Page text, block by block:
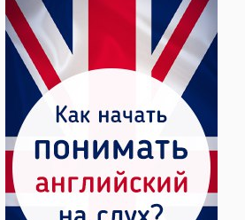
Катерина →
Боль в колене при нагрузке
Алла →Болят коленные суставы
Паша Щ. →
Боль в коленной чашечке
Ульяна Ф. →Болят и хрустят колени
Артемов Иван →
Болит и опухло колено
Чернов Игорь →Болят суставы при занятиях
спортом